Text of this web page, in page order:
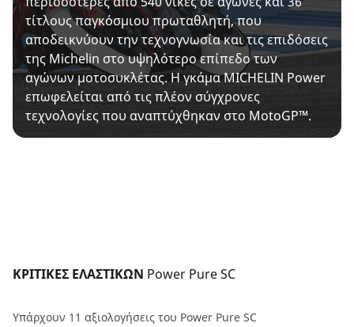
τίτλους παγκόσμιου πρωταθλητή, που
αποδεικνύουν την τεχνογνωσία και τις επιδόσεις
της Michelin στο υψηλότερο επίπεδο των
αγώνων μοτοσυκλέτας. Η γκάμα MICHELIN Power
επωφελείται από τις πλέον σύγχρονες
τεχνολογίες που αναπτύχθηκαν στο MotoGP™.
ΚΡΙΤΙΚΕΣ ΕΛΑΣΤΙΚΩΝ Power Pure SC
Υπάρχουν 11 αξιολογήσεις του Power Pure SC